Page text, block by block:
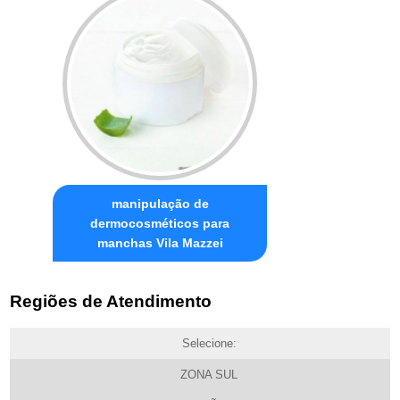
manipulação de
dermocosméticos para
manchas Vila Mazzei
Regiões de Atendimento
Selecione:
ZONA SUL